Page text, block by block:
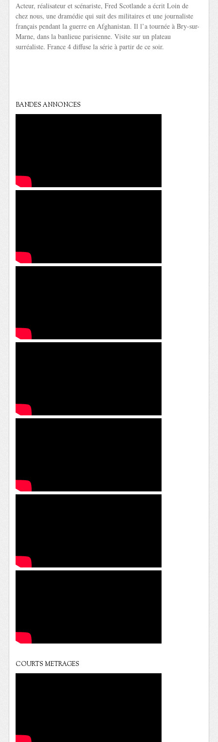
Acteur, réalisateur et scénariste, Fred Scotlande a écrit Loin de
chez nous, une dramédie qui suit des militaires et une journaliste
français pendant la guerre en Afghanistan. Il l’a tournée à Bry-sur-
Marne, dans la banlieue parisienne. Visite sur un plateau
surréaliste. France 4 diffuse la série à partir de ce soir.
BANDES ANNONCES
COURTS METRAGES